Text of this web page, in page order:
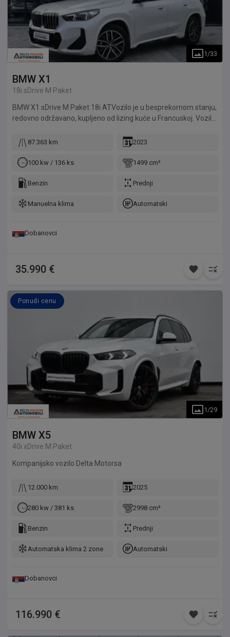
1 /33
BMW X1
18i sDrive M Paket
BMW X1 sDrive M Paket 18i ATVozilo je u besprekornom stanju,
redovno održavano, kupljeno od lizing kuće u Francuskoj. Vozilo
Automoto daje garanciju na motor 12 meseci ili 10.000km.
lizinga.
87.363 km 2023
100 kw / 136 ks 1499 cm³
Benzin Prednji
Manuelna klima Automatski
Dobanovci
35.990 €
Ponudi cenu
1 /29
BMW X5
40i xDrive M Paket
Kompanijsko vozilo Delta Motorsa
12.000 km 2025
280 kw / 381 ks 2998 cm³
Benzin Prednji
Automatska klima 2 zone Automatski
Dobanovci
116.990 €